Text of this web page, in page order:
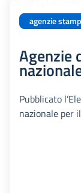
agenzie
Agenzie
Pubblicato
nazionale per